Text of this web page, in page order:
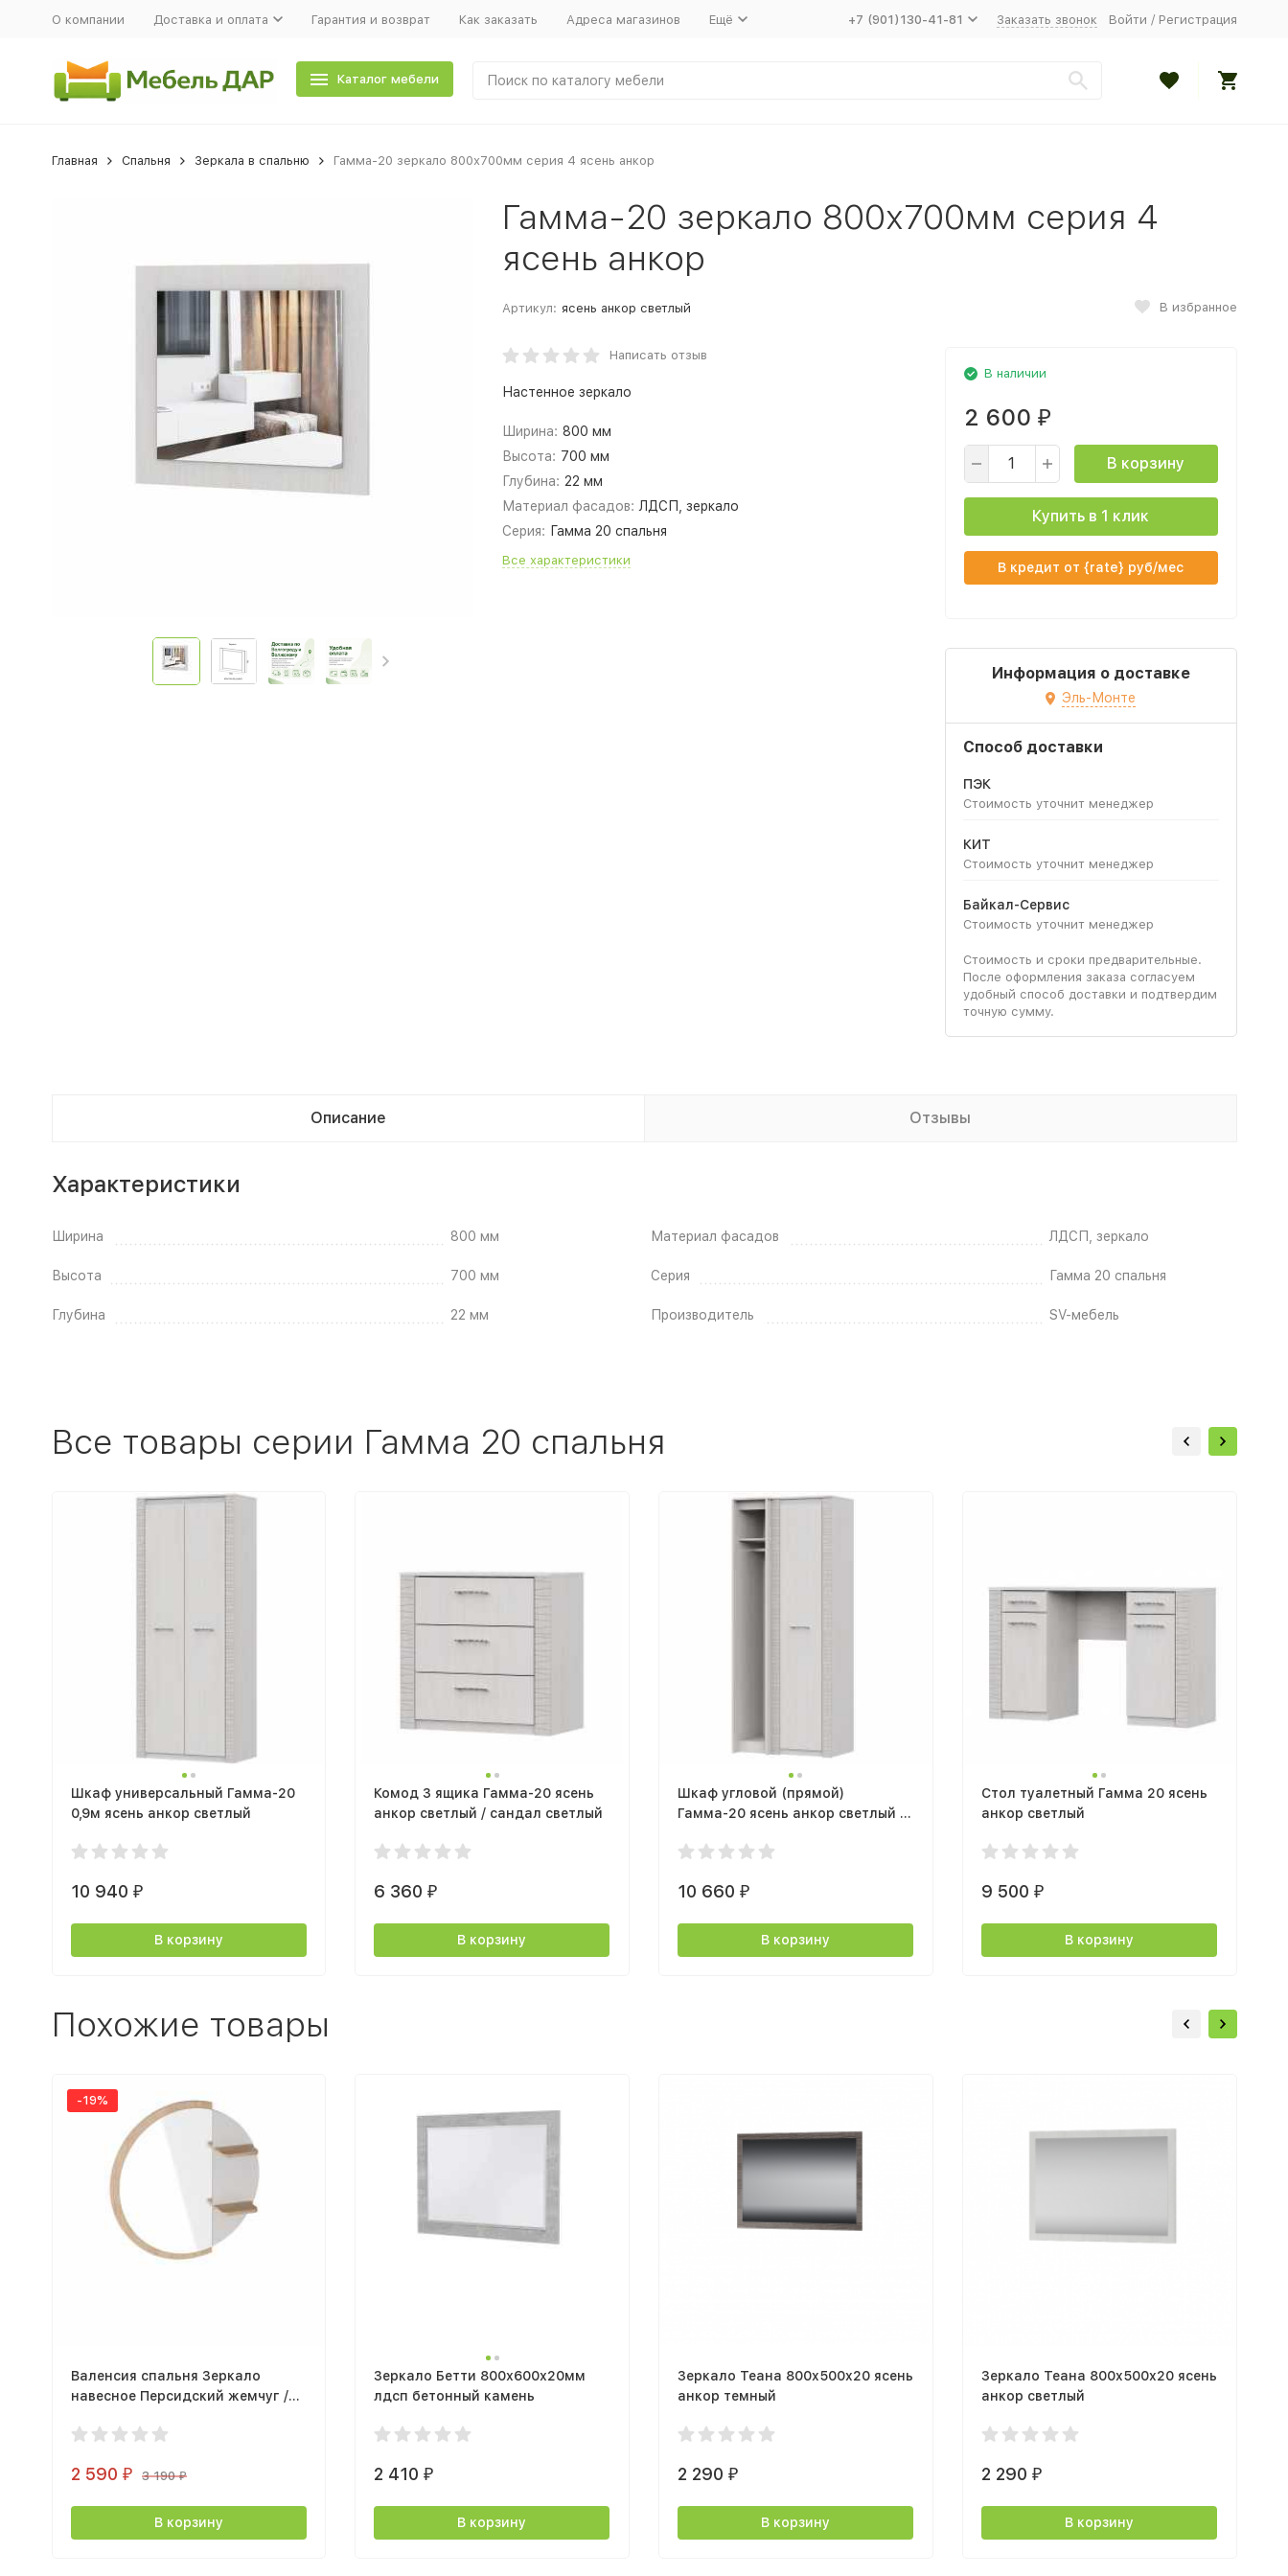
О компании Доставка и оплата Гарантия и возврат Как заказать Адреса магазинов Ещё +7 (901)130-41-81 Заказать звонок Войти / Регистрация
Каталог мебели
Главная Спальня Зеркала в спальню Гамма-20 зеркало 800х700мм серия 4 ясень анкор
Гамма-20 зеркало 800х700мм серия 4
ясень анкор
Артикул: ясень анкор светлый В избранное
Написать отзыв
Настенное зеркало
Ширина: 800 мм
Высота: 700 мм
Глубина: 22 мм
Материал фасадов: ЛДСП, зеркало
Серия: Гамма 20 спальня
Все характеристики
В наличии
2 600 ₽
В корзину
Купить в 1 клик
В кредит от {rate} руб/мес
Информация о доставке
Эль-Монте
Способ доставки
ПЭК
Стоимость уточнит менеджер
КИТ
Стоимость уточнит менеджер
Байкал-Сервис
Стоимость уточнит менеджер
Стоимость и сроки предварительные.
После оформления заказа согласуем
удобный способ доставки и подтвердим
точную сумму.
Описание Отзывы
Характеристики
Ширина 800 мм
Высота 700 мм
Глубина 22 мм
Материал фасадов ЛДСП, зеркало
Серия Гамма 20 спальня
Производитель SV-мебель
Все товары серии Гамма 20 спальня
Шкаф универсальный Гамма-20
0,9м ясень анкор светлый
10 940 ₽
В корзину
Комод 3 ящика Гамма-20 ясень
анкор светлый / сандал светлый
6 360₽
В корзину
Шкаф угловой (прямой)
Гамма-20 ясень анкор светлый /
10 660 ₽
В корзину
Стол туалетный Гамма 20 ясень
анкор светлый
9 500 ₽
В корзину
Похожие товары
-19%
Валенсия спальня Зеркало
навесное Персидский жемчуг /
2 590 ₽ 3 190₽
В корзину
Зеркало Бетти 800х600х20мм
лдсп бетонный камень
2 410₽
В корзину
Зеркало Теана 800x500x20 ясень
анкор темный
2 290 ₽
В корзину
Зеркало Теана 800x500x20 ясень
анкор светлый
2 290 ₽
В корзину